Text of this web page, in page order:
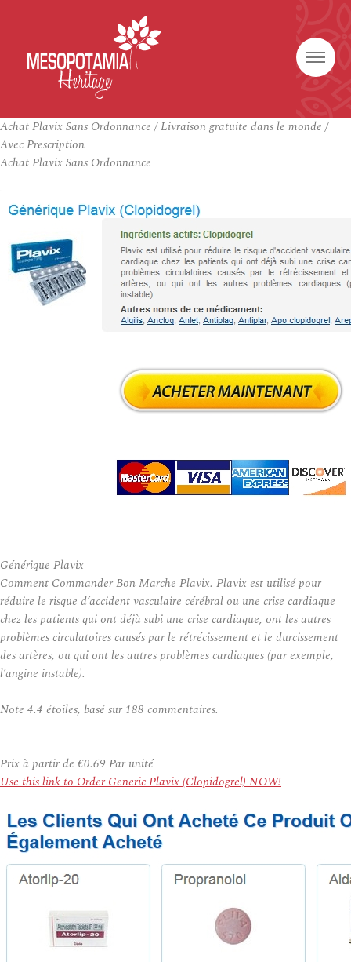
Achat Plavix Sans Ordonnance / Livraison gratuite dans le monde /
Avec Prescription
Achat Plavix Sans Ordonnance
Générique Plavix
Comment Commander Bon Marche Plavix. Plavix est utilisé pour
réduire le risque d’accident vasculaire cérébral ou une crise cardiaque
chez les patients qui ont déjà subi une crise cardiaque, ont les autres
problèmes circulatoires causés par le rétrécissement et le durcissement
des artères, ou qui ont les autres problèmes cardiaques (par exemple,
l’angine instable).
Note 4.4 étoiles, basé sur 188 commentaires.
Prix à partir de €0.69 Par unité
Use this link to Order Generic Plavix (Clopidogrel) NOW!